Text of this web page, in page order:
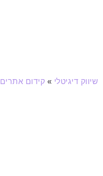
שיווק דיגיטלי » קידום אתרים